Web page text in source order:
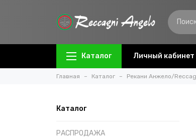
Каталог Личный кабинет
Главная Каталог Рекани Анжело/
Каталог
РАСПРОДАЖА